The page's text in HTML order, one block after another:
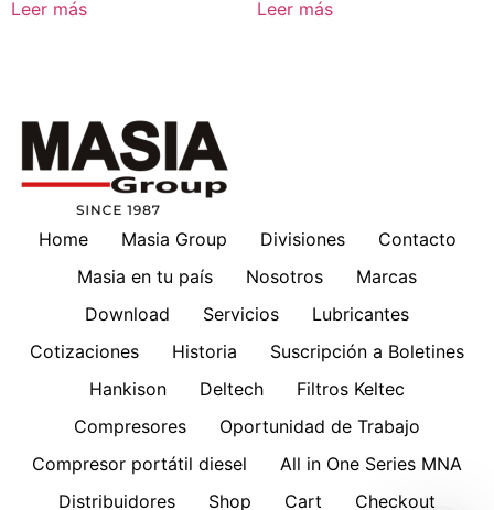
Leer más Leer más
Home Masia Group Divisiones
Contacto
Masia en tu país
Nosotros
Marcas
Download
Servicios
Lubricantes
Cotizaciones
Historia
Suscripción a Boletines
Hankison
Deltech
Filtros Keltec
Compresores
Oportunidad de Trabajo
Compresor portátil diesel
All in One Series MNA
Distribuidores
Shop Cart Checkout